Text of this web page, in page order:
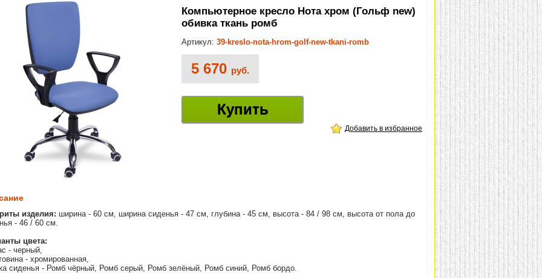
Компьютерное кресло Нота хром (Гольф new)
обивка ткань ромб
Артикул: 39-kreslo-nota-hrom-golf-new-tkani-romb
5 670 руб.
Купить
Добавить в избранное
изделия: ширина - 60 см, ширина сиденья - 47 см, глубина - 45 см, высота - 84 / 98 см, высота от пола до
- 46 / 60 см.
цвета:
- черный,
- хромированная,
сиденья - Ромб чёрный, Ромб серый, Ромб зелёный, Ромб синий, Ромб бордо.